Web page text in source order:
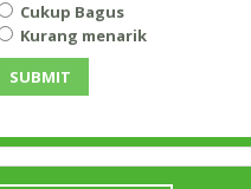
Cukup Bagus
Kurang menarik
SUBMIT